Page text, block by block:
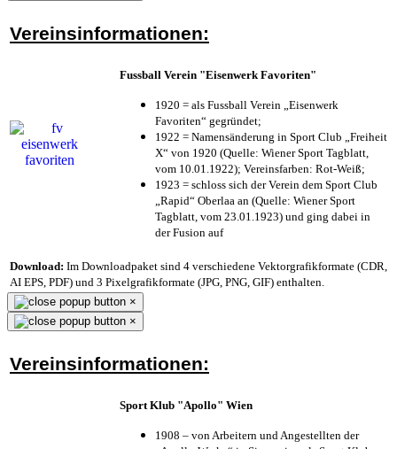
Vereinsinformationen:
Fussball Verein "Eisenwerk Favoriten"
1920 = als Fussball Verein „Eisenwerk
Favoriten“ gegründet;
1922 = Namensänderung in Sport Club „Freiheit
X“ von 1920 (Quelle: Wiener Sport Tagblatt,
vom 10.01.1922); Vereinsfarben: Rot-Weiß;
1923 = schloss sich der Verein dem Sport Club
„Rapid“ Oberlaa an (Quelle: Wiener Sport
Tagblatt, vom 23.01.1923) und ging dabei in
der Fusion auf
Download: Im Downloadpaket sind 4 verschiedene Vektorgrafikformate (CDR,
AI EPS, PDF) und 3 Pixelgrafikformate (JPG, PNG, GIF) enthalten.
×
×
Vereinsinformationen:
Sport Klub "Apollo" Wien
1908 – von Arbeitern und Angestellten der